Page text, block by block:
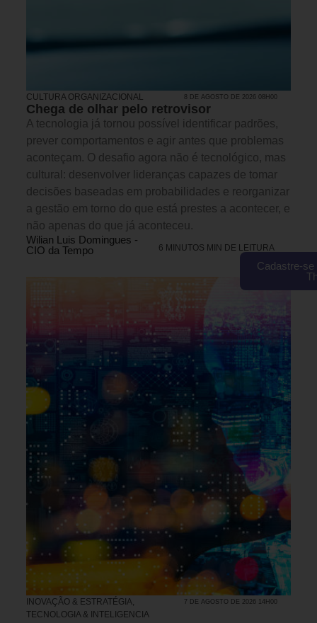
CULTURA ORGANIZACIONAL 8 DE AGOSTO DE 2026 08H00
Chega de olhar pelo retrovisor
A tecnologia já tornou possível identificar padrões,
prever comportamentos e agir antes que problemas
aconteçam. O desafio agora não é tecnológico, mas
cultural: desenvolver lideranças capazes de tomar
decisões baseadas em probabilidades e reorganizar
a gestão em torno do que está prestes a acontecer, e
não apenas do que já aconteceu.
Wilian Luis Domingues -
CIO da Tempo
6 MINUTOS MIN DE LEITURA
INOVAÇÃO & ESTRATÉGIA,
TECNOLOGIA & INTELIGENCIA
7 DE AGOSTO DE 2026 14H00
Cadastre-